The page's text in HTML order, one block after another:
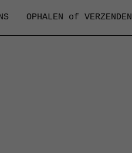
OPHALEN of VERZENDEN